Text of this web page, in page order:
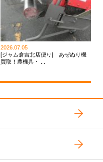
2026.07.05
[ジャム倉吉北店便り] あぜぬり機
買取！農機具・ ...